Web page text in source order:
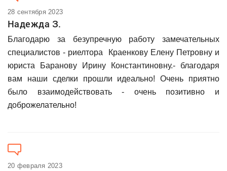
28 сентября 2023
Надежда З.
Благодарю за безупречную работу замечательных
специалистов - риелтора Краенкову Елену Петровну и
юриста Баранову Ирину Константиновну.- благодаря
вам наши сделки прошли идеально! Очень приятно
было взаимодействовать - очень позитивно и
доброжелательно!
20 февраля 2023